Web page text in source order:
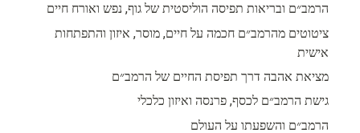
הרמב״ם ובריאות תפיסה הוליסטית של גוף, נפש ואורח חיים
ציטוטים מהרמב״ם חכמה על חיים, מוסר, איזון והתפתחות
אישית
מציאת אהבה דרך תפיסת החיים של הרמב״ם
גישת הרמב״ם לכסף, פרנסה ואיזון כלכלי
הרמב״ם והשפעתו על העולם